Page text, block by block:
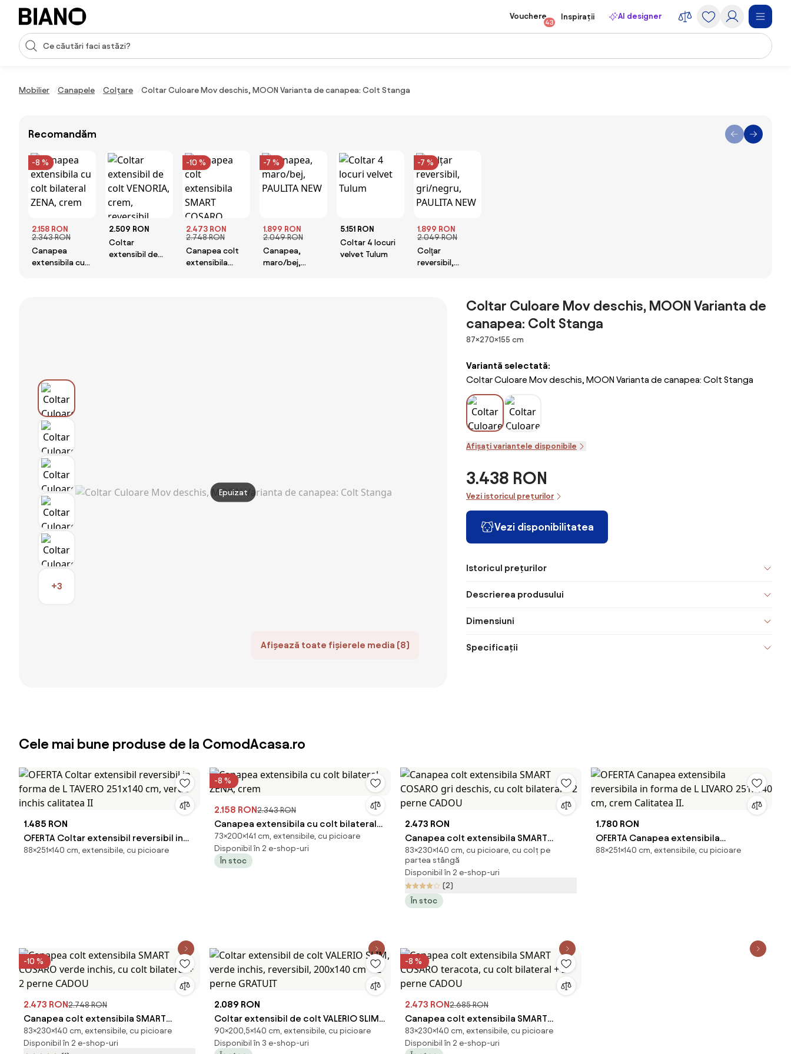
Sari peste navigare, accesează conținutul
Introducerea căutării
Vouchere
43
Inspirații AI designer
Mobilier Canapele Colțare Coltar Culoare Mov deschis, MOON Varianta de canapea: Colt Stanga
Recomandăm
-8 %
2.158 RON
2.343 RON
Canapea
extensibila cu
2.509 RON
Coltar
extensibil de
-10 %
2.473 RON
2.748 RON
Canapea colt
extensibila
-7 %
1.899 RON
2.049 RON
Canapea,
maro/bej,
5.151 RON
Coltar 4 locuri
velvet Tulum
-7 %
1.899 RON
2.049 RON
Colţar
reversibil,
+3
Afișează toate fișierele media (8)
Epuizat
Coltar Culoare Mov deschis, MOON Varianta de
canapea: Colt Stanga
Dimensiuni
87×270×155 cm
Variantă selectată:
Coltar Culoare Mov deschis, MOON Varianta de canapea: Colt Stanga
Afișați variantele disponibile
3.438 RON
Vezi istoricul prețurilor
Vezi disponibilitatea
Istoricul prețurilor
Descrierea produsului
Dimensiuni
Specificații
Cele mai bune produse de la ComodAcasa.ro
1.485 RON
OFERTA Coltar extensibil reversibil in
forma de L TAVERO 251x140 cm, verde
88×251×140 cm, extensibile, cu picioare
-8 %
2.158 RON2.343 RON
Canapea extensibila cu colt bilateral
ZENA, crem
73×200×141 cm, extensibile, cu picioare
Disponibil în 2 e-shop-uri
În stoc
2.473 RON
Canapea colt extensibila SMART
COSARO gri deschis, cu colt bilateral +
2 perne CADOU
83×230×140 cm, cu picioare, cu colț pe
partea stângă
Disponibil în 2 e-shop-uri
(2)
În stoc
1.780 RON
OFERTA Canapea extensibila
reversibila in forma de L LIVARO 251x140
88×251×140 cm, extensibile, cu picioare
-10 %
2.473 RON2.748 RON
Canapea colt extensibila SMART
COSARO verde inchis, cu colt bilateral
+ 2 perne CADOU
83×230×140 cm, extensibile, cu picioare
Disponibil în 2 e-shop-uri
2.089 RON
Coltar extensibil de colt VALERIO SLIM,
verde inchis, reversibil, 200x140 cm + 2
perne GRATUIT
90×200,5×140 cm, extensibile, cu picioare
Disponibil în 3 e-shop-uri
-8 %
2.473 RON2.685 RON
Canapea colt extensibila SMART
COSARO teracota, cu colt bilateral + 2
perne CADOU
83×230×140 cm, extensibile, cu picioare
Disponibil în 2 e-shop-uri